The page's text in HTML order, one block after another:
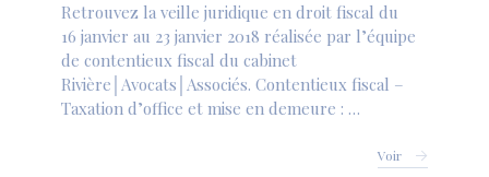
Retrouvez la veille juridique en droit fiscal du
16 janvier au 23 janvier 2018 réalisée par l’équipe
de contentieux fiscal du cabinet
Rivière│Avocats│Associés. Contentieux fiscal –
Taxation d’office et mise en demeure : …
Voir